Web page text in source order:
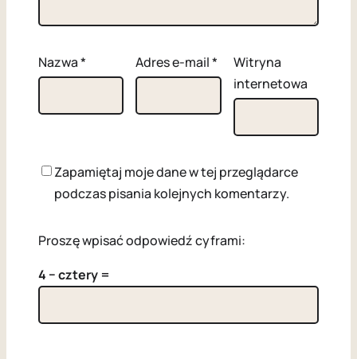
Nazwa* Adres e-mail*
Witryna
internetowa
Zapamiętaj moje dane w tej przeglądarce
podczas pisania kolejnych komentarzy.
Proszę wpisać odpowiedź cyframi:
4 − cztery =